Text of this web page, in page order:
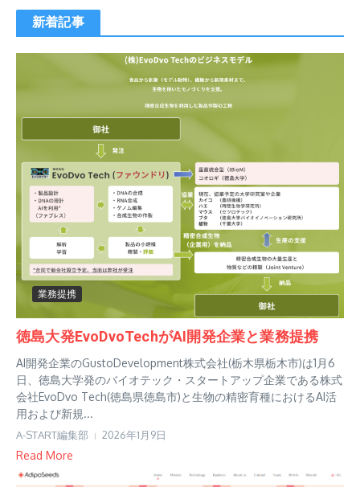
新着記事
業務提携
徳島大発EvoDvoTechがAI開発企業と業務提携
AI開発企業のGustoDevelopment株式会社(栃木県栃木市)は1月6
日、徳島大学発のバイオテック・スタートアップ企業である株式
会社EvoDvo Tech(徳島県徳島市)と生物の精密育種におけるAI活
用および新規...
A-START編集部 2026年1月9日
Read More